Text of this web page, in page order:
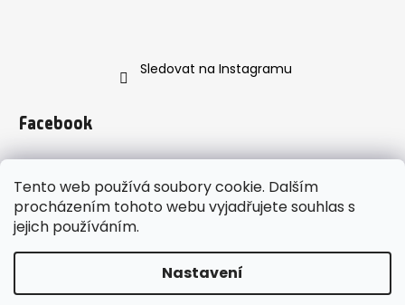
Tento web používá soubory cookie. Dalším
procházením tohoto webu vyjadřujete souhlas s
jejich používáním.
Nastavení
Sledovat na Instagramu
Facebook
https://www.instagram.com/enveroshop/
Vytvořil Shoptet